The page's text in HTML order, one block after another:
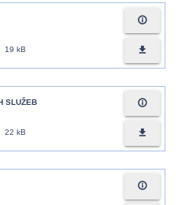
19 kB
info_outline
file_download
SLUŽEB
22 kB
info_outline
file_download
info_outline